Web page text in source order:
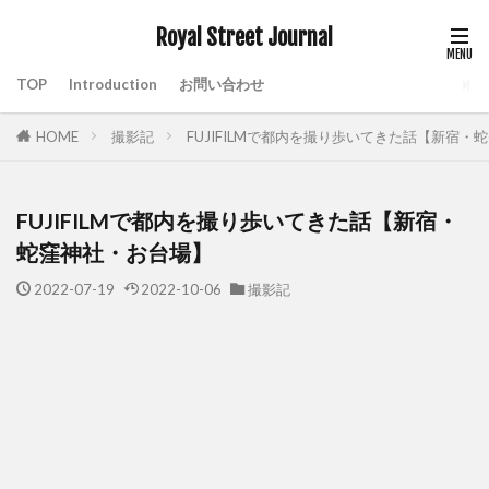
Royal Street Journal
TOP Introduction お問い合わせ
HOME 撮影記 FUJIFILMで都内を撮り歩いてきた話【新宿・
FUJIFILMで都内を撮り歩いてきた話【新宿・
蛇窪神社・お台場】
2022-07-19 2022-10-06 撮影記